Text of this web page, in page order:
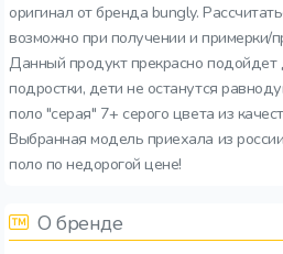
оригинал от бренда bungly.
возможно при получении и примерки/
Данный продукт прекрасно подойдет
подростки, дети не останутся
поло "серая" 7+ серого цвета из
Выбранная модель приехала из
поло по недорогой цене!
О бренде